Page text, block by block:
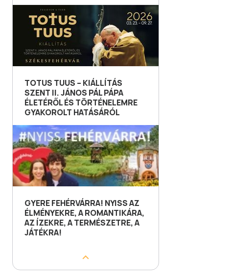
TOTUS TUUS – KIÁLLÍTÁS
SZENT II. JÁNOS PÁL PÁPA
ÉLETÉRŐL ÉS TÖRTÉNELEMRE
GYAKOROLT HATÁSÁRÓL
GYERE FEHÉRVÁRRA! NYISS AZ
ÉLMÉNYEKRE, A ROMANTIKÁRA,
AZ ÍZEKRE, A TERMÉSZETRE, A
JÁTÉKRA!